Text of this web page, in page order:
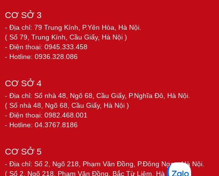
CƠ SỞ 3
- Địa chỉ: 79 Trung Kính, P.Yên Hòa, Hà Nội.
( Số 79, Trung Kính, Cầu Giấy, Hà Nội )
- Điện thoại: 0945.333.458
- Hotline: 0936.328.086
CƠ SỞ 4
- Địa chỉ: Số nhà 48, Ngõ 68, Cầu Giấy, P.Nghĩa Đô, Hà Nội.
( Số nhà 48, Ngõ 68, Cầu Giấy, Hà Nội )
- Điện thoại: 0982.468.001
- Hotline: 04.3767.8186
CƠ SỞ 5
- Địa chỉ: Số 2, Ngõ 218, Phạm Văn Đồng, P.Đông Ngạc, Hà Nội.
( Số 2, Ngõ 218, Phạm Văn Đồng, Bắc Từ Liêm, Hà Nội )